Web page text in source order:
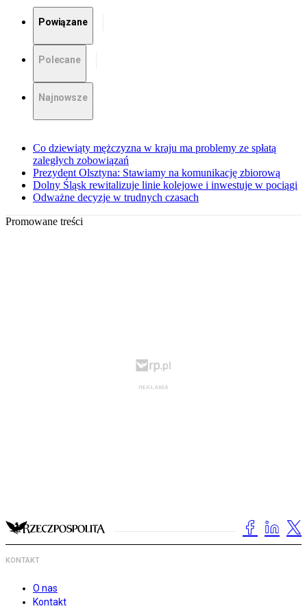
Powiązane
Polecane
Najnowsze
Co dziewiąty mężczyzna w kraju ma problemy ze spłatą
zaległych zobowiązań
Prezydent Olsztyna: Stawiamy na komunikację zbiorową
Dolny Śląsk rewitalizuje linie kolejowe i inwestuje w pociągi
Odważne decyzje w trudnych czasach
Promowane treści
KONTAKT
O nas
Kontakt